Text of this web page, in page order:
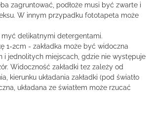
zagruntować, podłoże musi być zwarte i
W innym przypadku fototapeta może
myć delikatnymi detergentami.
1-2cm - zakładka może być widoczna
i jednolitych miejscach, gdzie nie występuje
Widoczność zakładki tez zależy od
kierunku układania zakładki (pod światło
układana ze światłem może rzucać